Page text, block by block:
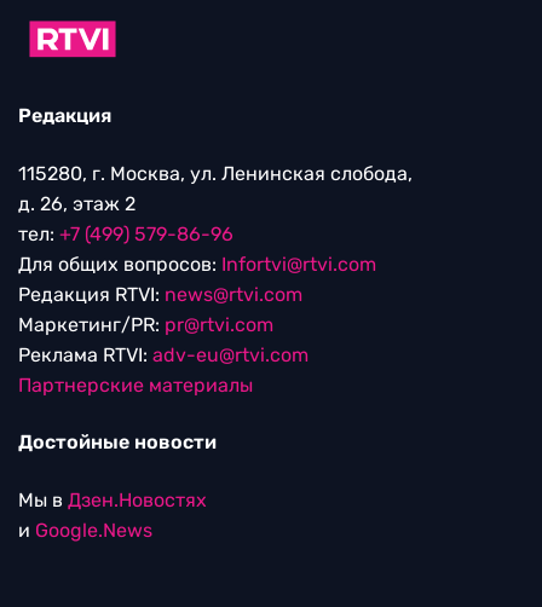
Редакция
115280, г. Москва, ул. Ленинская слобода,
д. 26, этаж 2
тел: +7 (499) 579-86-96
Для общих вопросов: Infortvi@rtvi.com
Редакция RTVI: news@rtvi.com
Маркетинг/PR: pr@rtvi.com
Реклама RTVI: adv-eu@rtvi.com
Партнерские материалы
Достойные новости
Мы в Дзен.Новостях
и Google.News